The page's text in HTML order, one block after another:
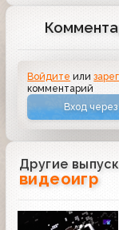
Войдите или
комментарий
Вход
Другие
видеоигр